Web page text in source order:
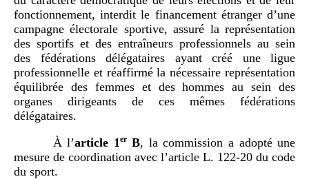
fonctionnement, interdit le financement étranger d’une
campagne électorale sportive, assuré la représentation
des sportifs et des entraîneurs professionnels au sein
des fédérations délégataires ayant créé une ligue
professionnelle et réaffirmé la nécessaire représentation
équilibrée des femmes et des hommes au sein des
organes dirigeants de ces mêmes fédérations
délégataires.
À l’article 1 er B, la commission a adopté une
mesure de coordination avec l’article L. 122-20 du code
du sport.